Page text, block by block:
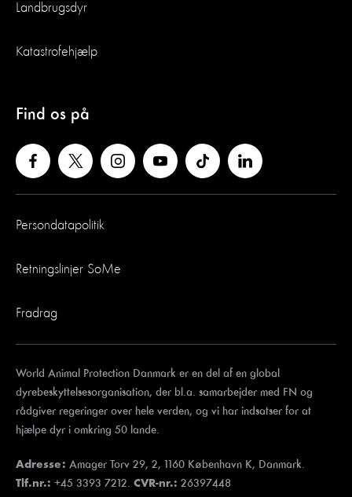
Landbrugsdyr
Katastrofehjælp
Find os på
Persondatapolitik
Retningslinjer SoMe
Fradrag
World Animal Protection Danmark er en del af en global
dyrebeskyttelsesorganisation, der bl.a. samarbejder med FN og
rådgiver regeringer over hele verden, og vi har indsatser for at
hjælpe dyr i omkring 50 lande.
Adresse: Amager Torv 29, 2, 1160 København K, Danmark.
Tlf.nr.: +45 3393 7212. CVR-nr.: 26397448